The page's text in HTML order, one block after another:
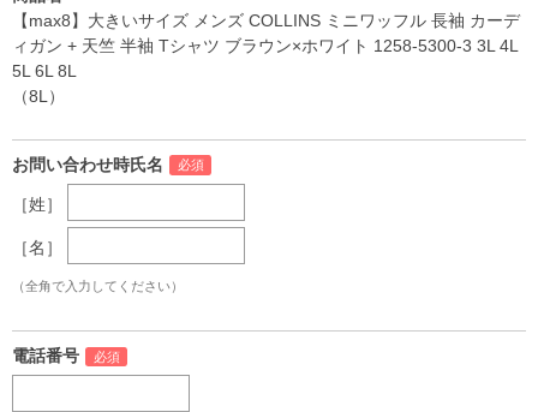
【max8】大きいサイズ メンズ COLLINS ミニワッフル 長袖 カーデ
ィガン + 天竺 半袖 Tシャツ ブラウン×ホワイト 1258-5300-3 3L 4L
5L 6L 8L
（8L）
お問い合わせ時氏名
［姓］
［名］
（全角で入力してください）
電話番号